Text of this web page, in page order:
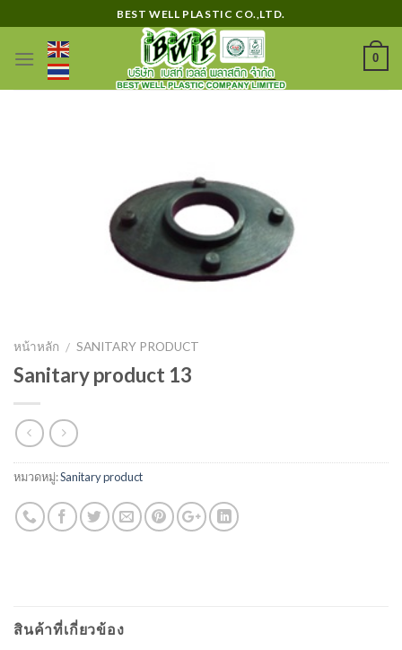
content
BEST WELL PLASTIC CO.,LTD.
0
หน้าหลัก / SANITARY PRODUCT
Sanitary product 13
หมวดหมู่:Sanitary product
สินค้าที่เกี่ยวข้อง